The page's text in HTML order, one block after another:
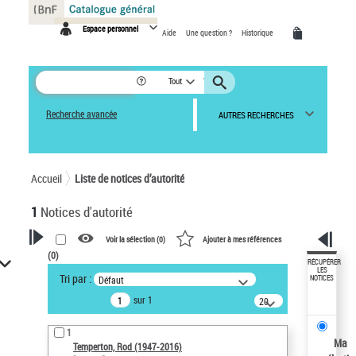
Espace personnel Aide Une question ? Historique
Tout
Recherche avancée AUTRES RECHERCHES
Accueil Liste de notices d’autorité
1 Notices d'autorité
VOTRE RECHERCHE
Recherche avancée dans les
notices d’autorité
Œuvres liées à l'auteur :
Temperton, Rod (1947-2016)
Voir la sélection (0) Ajouter à mes références
(0)
Tri par : Défaut
sur 1
20
résultats/page
1
Temperton, Rod (1947-2016)
RÉCUPÉRER
LES
NOTICES
Ma
Panneau de gestion des cookies